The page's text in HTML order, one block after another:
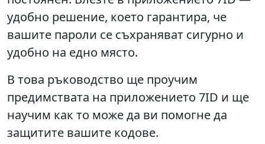
удобно решение, което гарантира, че
вашите пароли се съхраняват сигурно и
удобно на едно място.
В това ръководство ще проучим
предимствата на приложението 7ID и ще
научим как то може да ви помогне да
защитите вашите кодове.